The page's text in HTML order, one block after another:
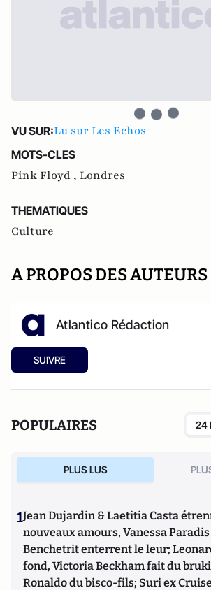
VU SUR:Lu sur Les Echos
MOTS-CLES
Pink Floyd , Londres
THEMATIQUES
Culture
A PROPOS DES AUTEURS
Atlantico Rédaction
SUIVRE
POPULAIRES 24
PLUS LUS
1Jean Dujardin & Laetitia Casta
nouveaux amours, Vanessa
Benchetrit enterrent le leur;
fond, Victoria Beckham fait du
Ronaldo du bisco-fils; Suri ex